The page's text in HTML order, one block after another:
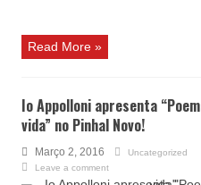
Read More »
Io Appolloni apresenta
vida” no Pinhal Novo!
Março 2, 2016
Uncategorized
Leave a comment